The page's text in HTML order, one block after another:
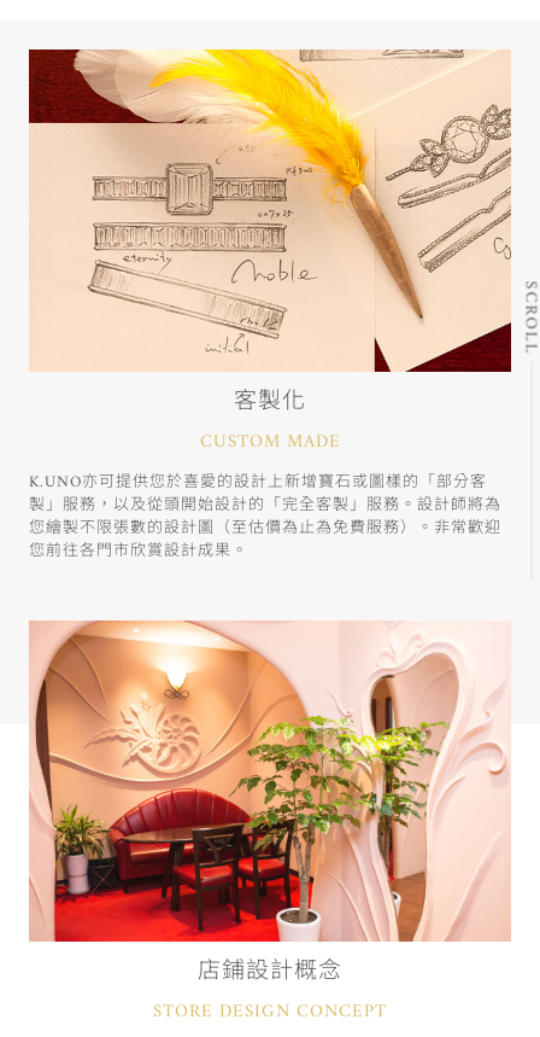
客製化
CUSTOM MADE
K.UNO亦可提供您於喜愛的設計上新增寶石或圖樣的「部分客
製」服務，以及從頭開始設計的「完全客製」服務。設計師將為
您繪製不限張數的設計圖（至估價為止為免費服務）。非常歡迎
您前往各門市欣賞設計成果。
店鋪設計概念
STORE DESIGN CONCEPT